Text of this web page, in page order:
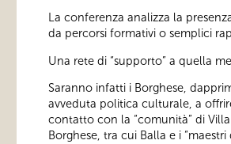
La conferenza analizza la
da percorsi formativi o semplici
Una rete di “supporto” a quella
Saranno infatti i Borghese,
avveduta politica culturale, a
contatto con la “comunità” di
Borghese, tra cui Balla e i